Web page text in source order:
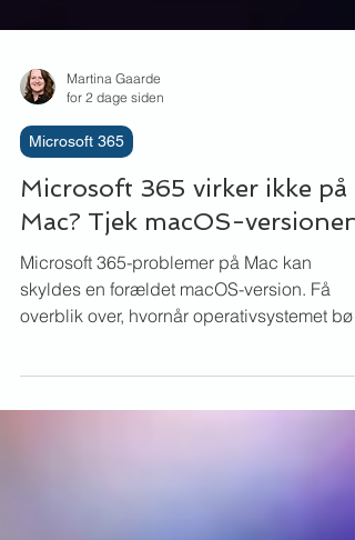
Martina Gaarde
for 2 dage siden
Microsoft 365
Microsoft 365 virker ikke på
Mac? Tjek macOS-versionen
Microsoft 365-problemer på Mac kan
skyldes en forældet macOS-version. Få
løse problemet.